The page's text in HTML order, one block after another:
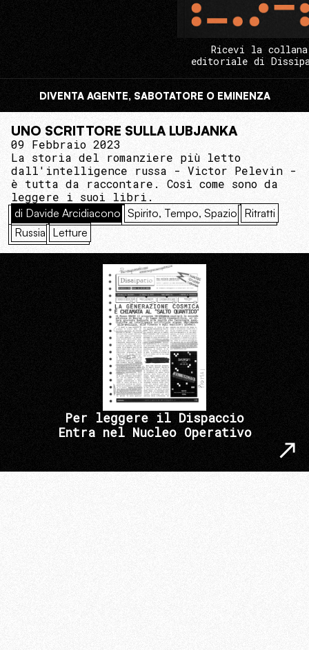
Ricevi la collana
editoriale di
DIVENTA AGENTE, SABOTATORE O EMINENZA
UNO SCRITTORE SULLA LUBJANKA
09 Febbraio 2023
La storia del romanziere più letto
dall'intelligence russa - Victor Pelevin -
è tutta da raccontare. Così come sono da
leggere i suoi libri.
di Davide Arcidiacono Spirito, Tempo, Spazio Ritratti
Russia Letture
Per leggere il Dispaccio
Entra nel Nucleo Operativo